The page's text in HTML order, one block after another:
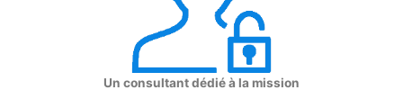
Un consultant dédié à la mission